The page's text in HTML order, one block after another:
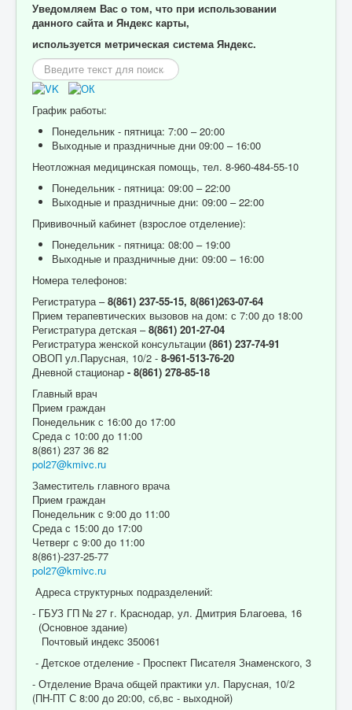
Уведомляем Вас о том, что при использовании
данного сайта и Яндекс карты,
используется метрическая система Яндекс.
Искать...
График работы:
Понедельник - пятница: 7:00 – 20:00
Выходные и праздничные дни 09:00 – 16:00
Неотложная медицинская помощь, тел. 8-960-484-55-10
Понедельник - пятница: 09:00 – 22:00
Выходные и праздничные дни: 09:00 – 22:00
Прививочный кабинет (взрослое отделение):
Понедельник - пятница: 08:00 – 19:00
Выходные и праздничные дни: 09:00 – 16:00
Номера телефонов:
Регистратура –8(861) 237-55-15, 8(861)263-07-64
Прием терапевтических вызовов на дом: с 7:00 до 18:00
Регистратура детская –8(861) 201-27-04
Регистратура женской консультации (861) 237-74-91
ОВОП ул.Парусная, 10/2 - 8-961-513-76-20
Дневной стационар - 8(861) 278-85-18
Главный врач
Прием граждан
Понедельник с 16:00 до 17:00
Среда с 10:00 до 11:00
8(861) 237 36 82
pol27@kmivc.ru
Заместитель главного врача
Прием граждан
Понедельник с 9:00 до 11:00
Среда с 15:00 до 17:00
Четверг с 9:00 до 11:00
8(861)-237-25-77
pol27@kmivc.ru
Адреса структурных подразделений:
- ГБУЗ ГП № 27 г. Краснодар, ул. Дмитрия Благоева, 16
(Основное здание)
Почтовый индекс 350061
- Детское отделение - Проспект Писателя Знаменского, 3
- Отделение Врача общей практики ул. Парусная, 10/2
(ПН-ПТ С 8:00 до 20:00, сб,вс - выходной)